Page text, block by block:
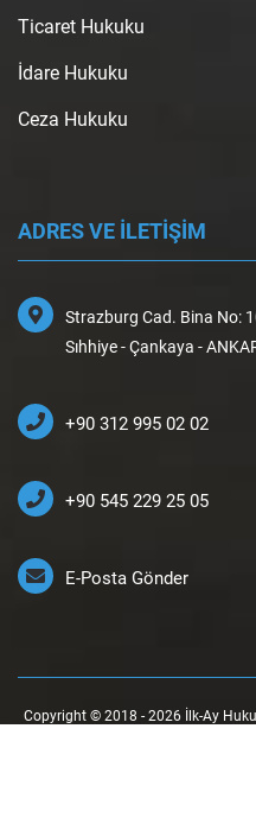
Ticaret Hukuku
İdare Hukuku
Ceza Hukuku
ADRES VE İLETİŞİM
Strazburg Cad. Bina No:
Sıhhiye - Çankaya -
+90 312 995 02 02
+90 545 229 25 05
E-Posta Gönder
Copyright © 2018 - 2026 İlk-Ay